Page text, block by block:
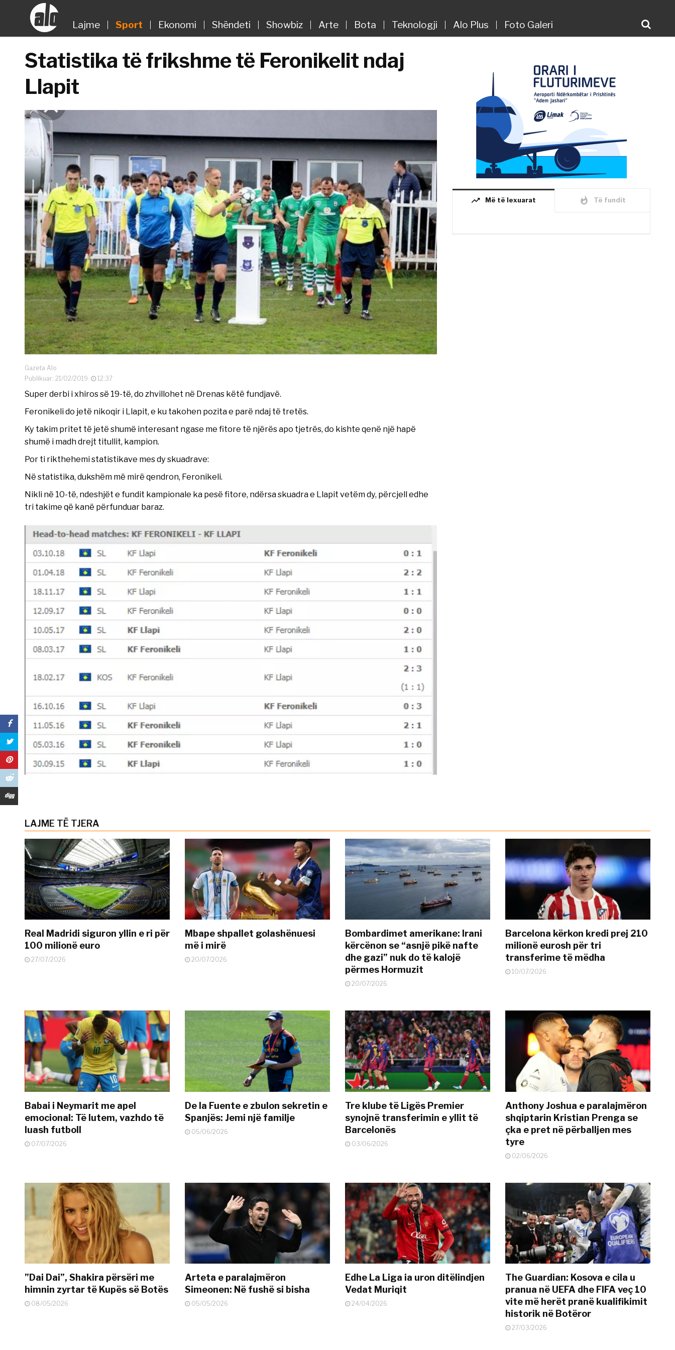
Lajme Sport Ekonomi Shëndeti Showbiz Arte Bota Teknologji Alo Plus Foto Galeri
Statistika të frikshme të Feronikelit ndaj
Llapit
Gazeta Alo
Publikuar: 21/02/2019
12:37
Super derbi i xhiros së 19-të, do zhvillohet në Drenas këtë fundjavë.
Feronikeli do jetë nikoqir i Llapit, e ku takohen pozita e parë ndaj të tretës.
Ky takim pritet të jetë shumë interesant ngase me fitore të njërës apo tjetrës, do kishte qenë një hapë
shumë i madh drejt titullit, kampion.
Por ti rikthehemi statistikave mes dy skuadrave:
Në statistika, dukshëm më mirë qendron, Feronikeli.
Nikli në 10-të, ndeshjët e fundit kampionale ka pesë fitore, ndërsa skuadra e Llapit vetëm dy, përcjell edhe
tri takime që kanë përfunduar baraz.
trending_up Më të lexuarat whatshot Të fundit
LAJME TË TJERA
Real Madridi siguron yllin e ri për
100 milionë euro
27/07/2026
Mbape shpallet golashënuesi
më i mirë
20/07/2026
Bombardimet amerikane: Irani
kërcënon se “asnjë pikë nafte
dhe gazi” nuk do të kalojë
përmes Hormuzit
20/07/2026
Barcelona kërkon kredi prej 210
milionë eurosh për tri
transferime të mëdha
10/07/2026
Babai i Neymarit me apel
emocional: Të lutem, vazhdo të
luash futboll
07/07/2026
De la Fuente e zbulon sekretin e
Spanjës: Jemi një familje
05/06/2026
Tre klube të Ligës Premier
synojnë transferimin e yllit të
Barcelonës
03/06/2026
Anthony Joshua e paralajmëron
shqiptarin Kristian Prenga se
çka e pret në përballjen mes
tyre
02/06/2026
”Dai Dai”, Shakira përsëri me
himnin zyrtar të Kupës së Botës
08/05/2026
Arteta e paralajmëron
Simeonen: Në fushë si bisha
05/05/2026
Edhe La Liga ia uron ditëlindjen
Vedat Muriqit
24/04/2026
The Guardian: Kosova e cila u
pranua në UEFA dhe FIFA veç 10
vite më herët pranë kualifikimit
historik në Botëror
27/03/2026